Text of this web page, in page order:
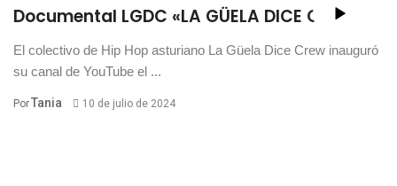
Documental LGDC «LA GÜELA DICE CREW»
El colectivo de Hip Hop asturiano La Güela Dice Crew inauguró
su canal de YouTube el ...
PorTania 10 de julio de 2024